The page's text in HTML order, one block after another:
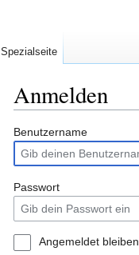
Anmelden
Zur
Navigation
springen
Zur
Suche
springen
Benutzername
Passwort
Angemeldet bleiben
Spezialseite